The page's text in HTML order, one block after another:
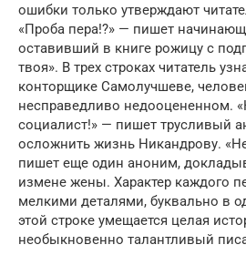
ошибки только утверждают
«Проба пера!?» — пишет
оставивший в книге рожицу с
твоя». В трех строках читатель
конторщике Самолучшеве,
несправедливо недооцененном.
социалист!» — пишет трусливый
осложнить жизнь Никандрову.
пишет еще один аноним,
измене жены. Характер каждого
мелкими деталями, буквально в
этой строке умещается целая
необыкновенно талантливый